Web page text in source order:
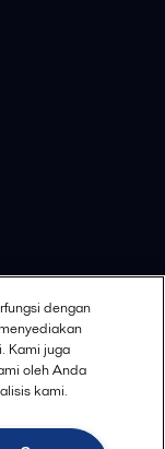
guidelines
dengan
Kami juga
oleh Anda
kami.